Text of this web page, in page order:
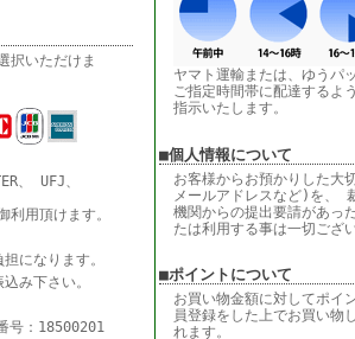
択いただけま
、 UFJ、
利用頂けます。
になります。
み下さい。
：18500201
ヤマト運輸または、ゆうパ
ご指定時間帯に配達するよ
指示いたします。
■個人情報について
お客様からお預かりした大
メールアドレスなど)を、
機関からの提出要請があっ
たは利用する事は一切ござ
■ポイントについて
お買い物金額に対してポイ
員登録をした上でお買い物
れます。